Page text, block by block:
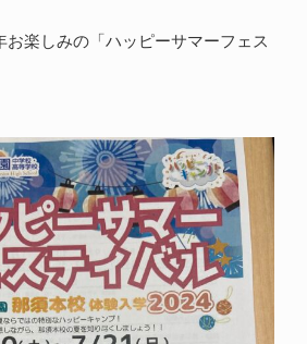
お楽しみの「ハッピーサマーフェス